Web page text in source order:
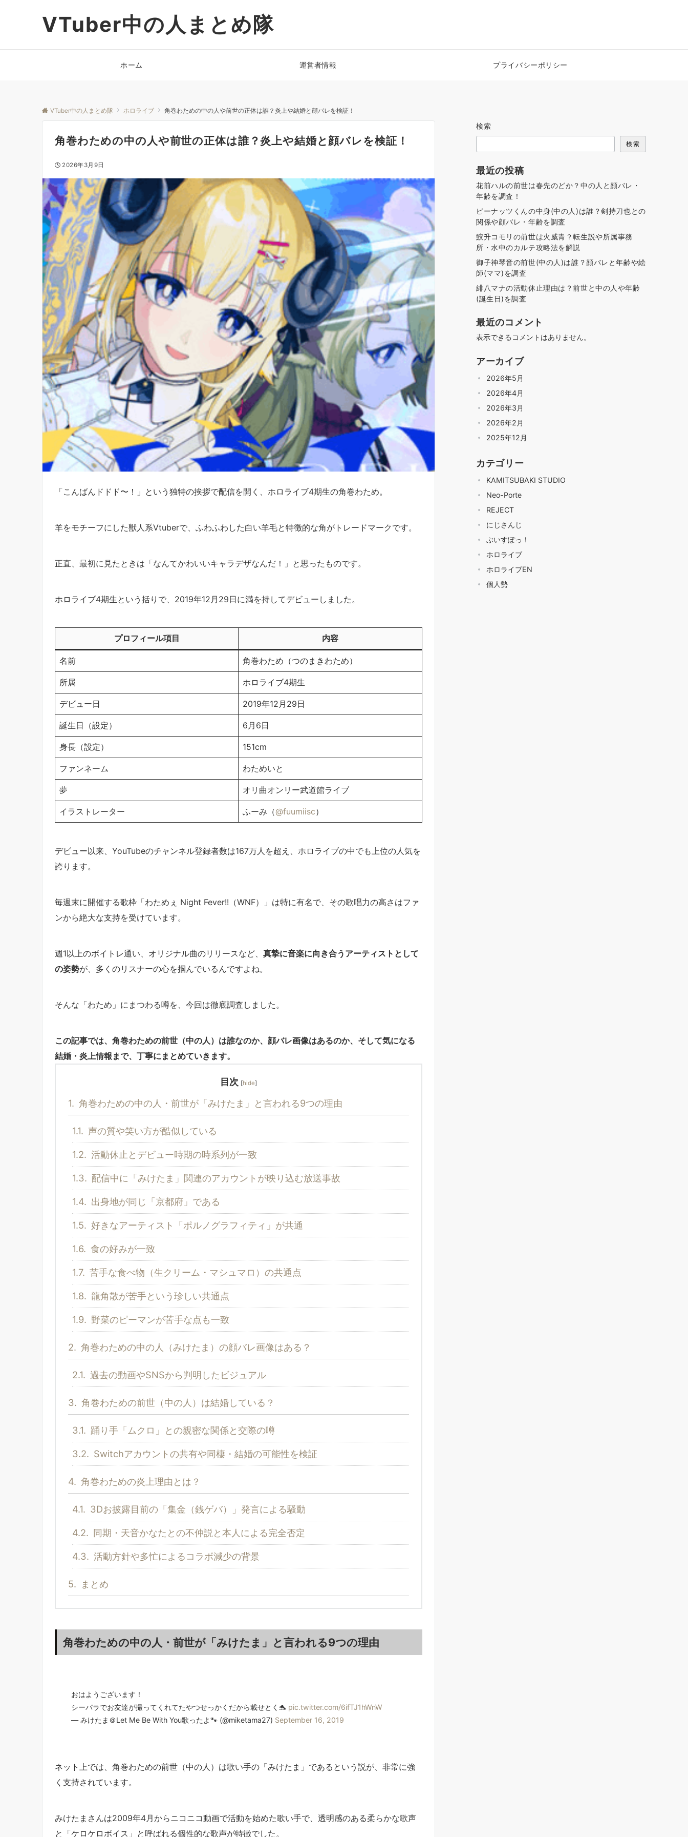
VTuber中の人まとめ隊
ホーム 運営者情報 プライバシーポリシー
VTuber中の人まとめ隊 ホロライブ 角巻わための中の人や前世の正体は誰？炎上や結婚と顔バレを検証！
角巻わための中の人や前世の正体は誰？炎上や結婚と顔バレを検証！
2026年3月9日
「こんばんドドド〜！」という独特の挨拶で配信を開く、ホロライブ4期生の角巻わため。
羊をモチーフにした獣人系Vtuberで、ふわふわした白い羊毛と特徴的な角がトレードマークです。
正直、最初に見たときは「なんてかわいいキャラデザなんだ！」と思ったものです。
ホロライブ4期生という括りで、2019年12月29日に満を持してデビューしました。
プロフィール項目 内容
名前 角巻わため（つのまきわため）
所属 ホロライブ4期生
デビュー日 2019年12月29日
誕生日（設定） 6月6日
身長（設定） 151cm
ファンネーム わためいと
夢 オリ曲オンリー武道館ライブ
イラストレーター ふーみ（@fuumiisc）
デビュー以来、YouTubeのチャンネル登録者数は167万人を超え、ホロライブの中でも上位の人気を
誇ります。
毎週末に開催する歌枠「わためぇ Night Fever!!（WNF）」は特に有名で、その歌唱力の高さはファ
ンから絶大な支持を受けています。
週1以上のボイトレ通い、オリジナル曲のリリースなど、 真摯に音楽に向き合うアーティストとして
の姿勢が、多くのリスナーの心を掴んでいるんですよね。
そんな「わため」にまつわる噂を、今回は徹底調査しました。
この記事では、角巻わための前世（中の人）は誰なのか、顔バレ画像はあるのか、そして気になる
結婚・炎上情報まで、丁寧にまとめていきます。
目次 [hide]
1. 角巻わための中の人・前世が「みけたま」と言われる9つの理由
1.1. 声の質や笑い方が酷似している
1.2. 活動休止とデビュー時期の時系列が一致
1.3. 配信中に「みけたま」関連のアカウントが映り込む放送事故
1.4. 出身地が同じ「京都府」である
1.5. 好きなアーティスト「ポルノグラフィティ」が共通
1.6. 食の好みが一致
1.7. 苦手な食べ物（生クリーム・マシュマロ）の共通点
1.8. 龍角散が苦手という珍しい共通点
1.9. 野菜のピーマンが苦手な点も一致
2. 角巻わための中の人（みけたま）の顔バレ画像はある？
2.1. 過去の動画やSNSから判明したビジュアル
3. 角巻わための前世（中の人）は結婚している？
3.1. 踊り手「ムクロ」との親密な関係と交際の噂
3.2. Switchアカウントの共有や同棲・結婚の可能性を検証
4. 角巻わための炎上理由とは？
4.1. 3Dお披露目前の「集金（銭ゲバ）」発言による騒動
4.2. 同期・天音かなたとの不仲説と本人による完全否定
4.3. 活動方針や多忙によるコラボ減少の背景
5. まとめ
角巻わための中の人・前世が「みけたま」と言われる9つの理由
おはようございます！
シーパラでお友達が撮ってくれてたやつせっかくだから載せとく🐬 pic.twitter.com/6ifTJ1hWnW
— みけたま＠Let Me Be With You歌ったよ🐾 (@miketama27) September 16, 2019
ネット上では、角巻わための前世（中の人）は歌い手の「みけたま」であるという説が、非常に強
く支持されています。
みけたまさんは2009年4月からニコニコ動画で活動を始めた歌い手で、透明感のある柔らかな歌声
と「ケロケロボイス」と呼ばれる個性的な歌声が特徴でした。
検索
検索
最近の投稿
花前ハルの前世は春先のどか？中の人と顔バレ・
年齢を調査！
ピーナッツくんの中身(中の人)は誰？剣持刀也との
関係や顔バレ・年齢を調査
鮫升コモリの前世は火威青？転生説や所属事務
所・水中のカルテ攻略法を解説
御子神琴音の前世(中の人)は誰？顔バレと年齢や絵
師(ママ)を調査
緋八マナの活動休止理由は？前世と中の人や年齢
(誕生日)を調査
最近のコメント
表示できるコメントはありません。
アーカイブ
2026年5月
2026年4月
2026年3月
2026年2月
2025年12月
カテゴリー
KAMITSUBAKI STUDIO
Neo-Porte
REJECT
にじさんじ
ぶいすぽっ！
ホロライブ
ホロライブEN
個人勢